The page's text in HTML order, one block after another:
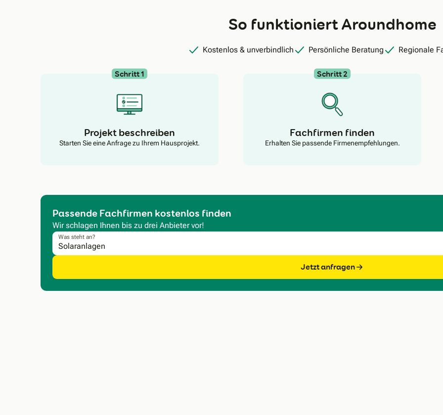
So funktioniert Aroundhome
Kostenlos & unverbindlich Persönliche Beratung Regionale
Schritt 1
Projekt beschreiben
Starten Sie eine Anfrage zu Ihrem Hausprojekt.
Schritt 2
Fachfirmen finden
Erhalten Sie passende Firmenempfehlungen.
Passende Fachfirmen kostenlos finden
Wir schlagen Ihnen bis zu drei Anbieter vor!
Was steht an?
Jetzt anfragen